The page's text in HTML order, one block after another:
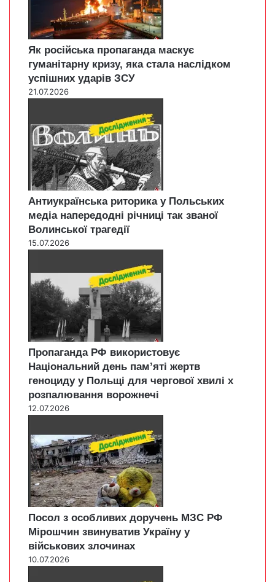
Як російська пропаганда маскує
гуманітарну кризу, яка стала наслідком
успішних ударів ЗСУ
21.07.2026
Антиукраїнська риторика у Польських
медіа напередодні річниці так званої
Волинської трагедії
15.07.2026
Пропаганда РФ використовує
Національний день пам’яті жертв
геноциду у Польщі для чергової хвилі х
розпалювання ворожнечі
12.07.2026
Посол з особливих доручень МЗС РФ
Мірошчин звинуватив Україну у
військових злочинах
10.07.2026